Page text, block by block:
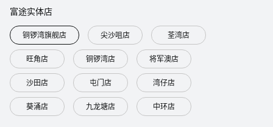
富途实体店
铜锣湾旗舰店 尖沙咀店 荃湾店
旺角店 铜锣湾店 将军澳店
沙田店 屯门店 湾仔店
葵涌店 九龙塘店 中环店